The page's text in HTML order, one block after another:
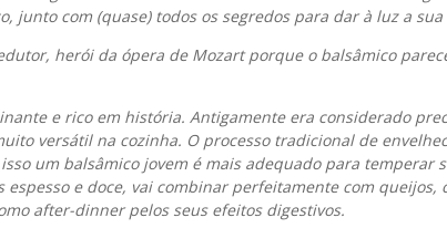
junto com (quase) todos os segredos para dar à luz a
herói da ópera de Mozart porque o balsâmico
e rico em história. Antigamente era considerado
versátil na cozinha. O processo tradicional de
um balsâmico jovem é mais adequado para temperar
e doce, vai combinar perfeitamente com queijos,
after-dinner pelos seus efeitos digestivos.